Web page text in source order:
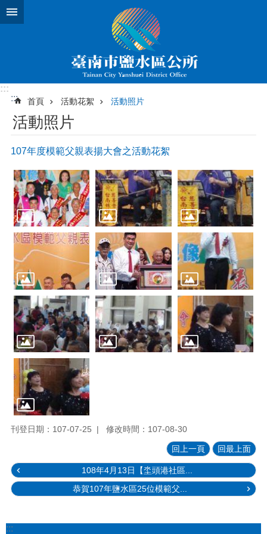
跳到主要內容區塊
:::
:::
首頁 活動花絮 活動照片
活動照片
107年度模範父親表揚大會之活動花絮
刊登日期：107-07-25 修改時間：107-08-30
回上一頁 回最上面
108年4月13日【坔頭港社區...
恭賀107年鹽水區25位模範父...
:::